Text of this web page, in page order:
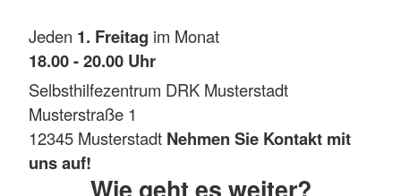
Jeden 1. Freitag im Monat
18.00 - 20.00 Uhr
Selbsthilfezentrum DRK Musterstadt
Musterstraße 1
12345 Musterstadt Nehmen Sie Kontakt mit
uns auf!
Wie geht es weiter?